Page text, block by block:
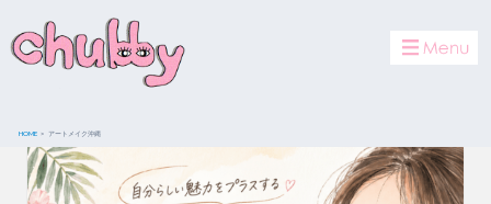
HOME アートメイク沖縄